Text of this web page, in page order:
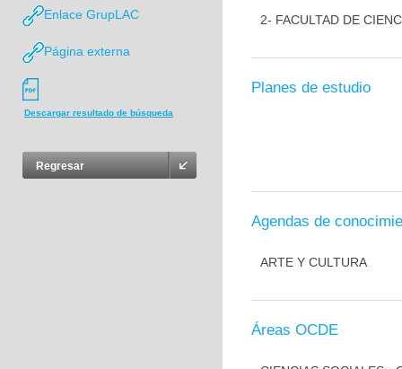
Enlace GrupLAC
Página externa
Descargar resultado de búsqueda
Regresar
2- FACULTAD DE
Planes de estudio
Agendas de
ARTE Y CULTURA
Áreas OCDE